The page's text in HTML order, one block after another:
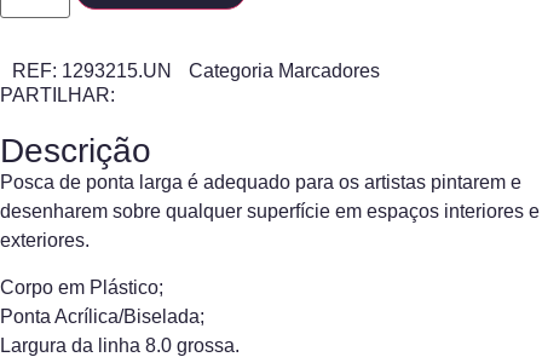
REF: 1293215.UN Categoria Marcadores
PARTILHAR:
Descrição
Posca de ponta larga é adequado para os artistas pintarem e
desenharem sobre qualquer superfície em espaços interiores e
exteriores.
Corpo em Plástico;
Ponta Acrílica/Biselada;
Largura da linha 8.0 grossa.